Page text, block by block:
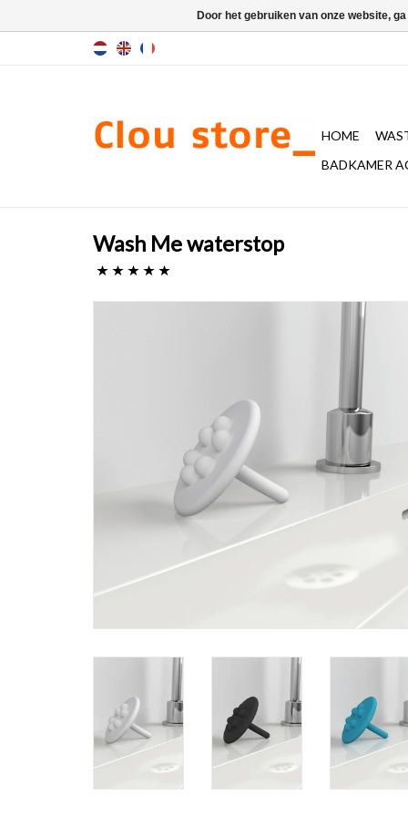
HOME
BADKAMER
Wash Me waterstop
Door het gebruiken van onze website,